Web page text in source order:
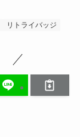
リトライバッジ